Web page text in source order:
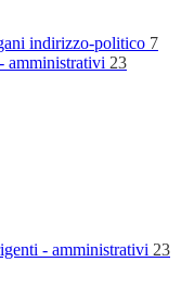
indirizzo-politico 7
amministrativi 23
- amministrativi 23